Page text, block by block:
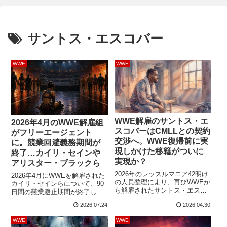
サントス・エスコバー
WWE
2026年4月のWWE解雇組
がフリーエージェント
に。競業回避義務期間が
終了…カイリ・セインや
アリスター・ブラックら
2026年4月にWWEを解雇された
カイリ・セインらについて、90
日間の競業避止期間が終了し、
報じられました。元Wyatt Sicks
の全メンバーや、AEW加入の可
能性を報じられていたタッグも
2026.07.24
WWE
WWE解雇のサントス・エ
スコバーはCMLLとの契約
交渉へ。WWE復帰前に実
現しかけた移籍がついに
実現か？
2026年のレッスルマニア42明け
の人員整理により、再びWWEか
ら解雇されたサントス・エスコ
活躍など、ファンから一定の評
WWEから契約満了で退団。しか
2026.04.30
WWE WWE